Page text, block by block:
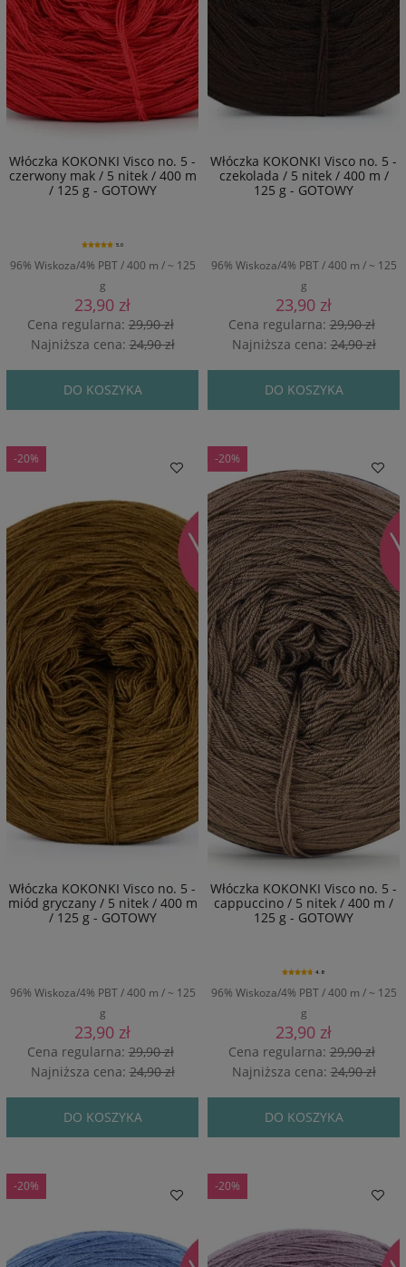
Włóczka KOKONKI Visco no. 5 -
czerwony mak / 5 nitek / 400 m
/ 125 g - GOTOWY
96% Wiskoza/4% PBT / 400 m / ~ 125
g
5.0
23,90 zł
Cena regularna:29,90 zł
Najniższa cena:24,90 zł
DO KOSZYKA
Włóczka KOKONKI Visco no. 5 -
czekolada / 5 nitek / 400 m /
125 g - GOTOWY
96% Wiskoza/4% PBT / 400 m / ~ 125
g
23,90 zł
Cena regularna:29,90 zł
Najniższa cena:24,90 zł
DO KOSZYKA
Włóczka KOKONKI Visco no. 5 -
miód gryczany / 5 nitek / 400 m
/ 125 g - GOTOWY
96% Wiskoza/4% PBT / 400 m / ~ 125
g
23,90 zł
Cena regularna:29,90 zł
Najniższa cena:24,90 zł
DO KOSZYKA
-20%
Włóczka KOKONKI Visco no. 5 -
cappuccino / 5 nitek / 400 m /
125 g - GOTOWY
96% Wiskoza/4% PBT / 400 m / ~ 125
g
4.8
23,90 zł
Cena regularna:29,90 zł
Najniższa cena:24,90 zł
DO KOSZYKA
-20%
-20% -20%